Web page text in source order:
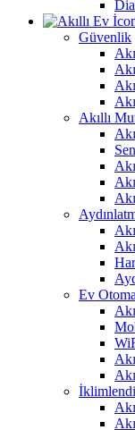
Güvenlik
Akıllı
Ev